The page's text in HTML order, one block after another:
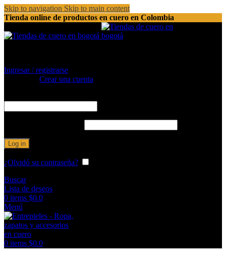
Skip to navigation Skip to main content
Tienda online de productos en cuero en Colombia
Ingresar / registrarse
Crear una cuenta
Log in
¿Olvidó su contraseña?
Buscar
Lista de deseos
0 items $0.0
Menú
0 items $0.0